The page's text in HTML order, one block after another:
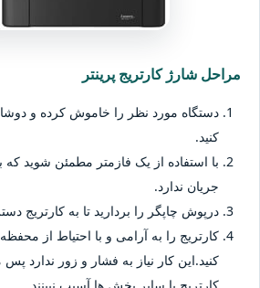
مراحل شارژ کارتریج پرینتر
دستگاه مورد نظر را خاموش کرده و
کنید.
با استفاده از یک فازمتر مطمئن شوید که
جریان ندارد.
درپوش چاپگر را بردارید تا به کارتریج
کارتریج را به آرامی و با احتیاط از
کنید.این کار نیاز به فشار و زور ندارد